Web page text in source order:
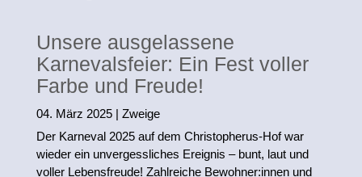
er
n
e
Unsere ausgelassene
Karnevalsfeier: Ein Fest voller
Farbe und Freude!
04. März 2025| Zweige
Der Karneval 2025 auf dem Christopherus-Hof war
wieder ein unvergessliches Ereignis – bunt, laut und
voller Lebensfreude! Zahlreiche Bewohner:innen und